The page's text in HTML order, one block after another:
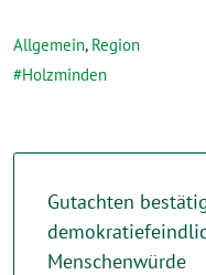
Allgemein, Region
Holzminden
Gutachten
Menschenwürde